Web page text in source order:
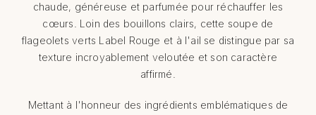
chaude, généreuse et parfumée pour réchauffer les
cœurs. Loin des bouillons clairs, cette soupe de
flageolets verts Label Rouge et à l'ail se distingue par sa
texture incroyablement veloutée et son caractère
affirmé.
Mettant à l'honneur des ingrédients emblématiques de